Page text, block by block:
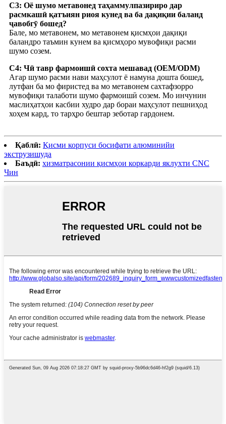
С3: Оё шумо метавонед таҳаммулпазириро дар
расмкашӣ қатъиян риоя кунед ва ба дақиқии баланд
ҷавобгӯ бошед?
Бале, мо метавонем, мо метавонем қисмҳои дақиқи
баландро таъмин кунем ва қисмҳоро мувофиқи расми
шумо созем.
С4: Чӣ тавр фармоишӣ сохта мешавад (OEM/ODM)
Агар шумо расми нави маҳсулот ё намуна дошта бошед,
лутфан ба мо фиристед ва мо метавонем сахтафзорро
мувофиқи талаботи шумо фармоишӣ созем. Мо инчунин
маслиҳатҳои касбии худро дар бораи маҳсулот пешниҳод
хоҳем кард, то тарҳро бештар зеботар гардонем.
Қаблӣ: Қисми корпуси босифати алюминийи
экструзишуда
Баъдӣ: хизматрасонии қисмҳои коркарди яклухти CNC
Чин